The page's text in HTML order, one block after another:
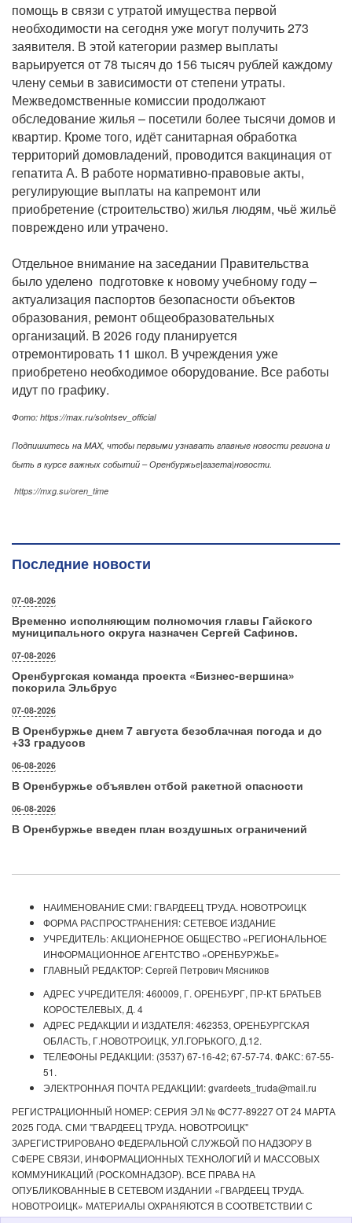
помощь в связи с утратой имущества первой
необходимости на сегодня уже могут получить 273
заявителя. В этой категории размер выплаты
варьируется от 78 тысяч до 156 тысяч рублей каждому
члену семьи в зависимости от степени утраты.
Межведомственные комиссии продолжают
обследование жилья – посетили более тысячи домов и
квартир. Кроме того, идёт санитарная обработка
территорий домовладений, проводится вакцинация от
гепатита А. В работе нормативно-правовые акты,
регулирующие выплаты на капремонт или
приобретение (строительство) жилья людям, чьё жильё
повреждено или утрачено.
Отдельное внимание на заседании Правительства
было уделено подготовке к новому учебному году –
актуализация паспортов безопасности объектов
образования, ремонт общеобразовательных
организаций. В 2026 году планируется
отремонтировать 11 школ. В учреждения уже
приобретено необходимое оборудование. Все работы
идут по графику.
Фото: https://max.ru/solntsev_official
Подпишитесь на MAX, чтобы первыми узнавать главные новости региона и
быть в курсе важных событий – Оренбуржье|газета|новости.
https://mxg.su/oren_time
Последние новости
07-08-2026
Временно исполняющим полномочия главы Гайского
муниципального округа назначен Сергей Сафинов.
07-08-2026
Оренбургская команда проекта «Бизнес‑вершина»
покорила Эльбрус
07-08-2026
В Оренбуржье днем 7 августа безоблачная погода и до
+33 градусов
06-08-2026
В Оренбуржье объявлен отбой ракетной опасности
06-08-2026
В Оренбуржье введен план воздушных ограничений
НАИМЕНОВАНИЕ СМИ: ГВАРДЕЕЦ ТРУДА. НОВОТРОИЦК
ФОРМА РАСПРОСТРАНЕНИЯ: СЕТЕВОЕ ИЗДАНИЕ
УЧРЕДИТЕЛЬ: АКЦИОНЕРНОЕ ОБЩЕСТВО «РЕГИОНАЛЬНОЕ
ИНФОРМАЦИОННОЕ АГЕНТСТВО «ОРЕНБУРЖЬЕ»
ГЛАВНЫЙ РЕДАКТОР: Сергей Петрович Мясников
АДРЕС УЧРЕДИТЕЛЯ: 460009, Г. ОРЕНБУРГ, ПР-КТ БРАТЬЕВ
КОРОСТЕЛЕВЫХ, Д. 4
АДРЕС РЕДАКЦИИ И ИЗДАТЕЛЯ: 462353, ОРЕНБУРГСКАЯ
ОБЛАСТЬ, Г.НОВОТРОИЦК, УЛ.ГОРЬКОГО, Д.12.
ТЕЛЕФОНЫ РЕДАКЦИИ: (3537) 67-16-42; 67-57-74. ФАКС: 67-55-
51.
ЭЛЕКТРОННАЯ ПОЧТА РЕДАКЦИИ: gvardeets_truda@mail.ru
РЕГИСТРАЦИОННЫЙ НОМЕР: СЕРИЯ ЭЛ № ФС77-89227 ОТ 24 МАРТА
2025 ГОДА. СМИ "ГВАРДЕЕЦ ТРУДА. НОВОТРОИЦК"
ЗАРЕГИСТРИРОВАНО ФЕДЕРАЛЬНОЙ СЛУЖБОЙ ПО НАДЗОРУ В
СФЕРЕ СВЯЗИ, ИНФОРМАЦИОННЫХ ТЕХНОЛОГИЙ И МАССОВЫХ
КОММУНИКАЦИЙ (РОСКОМНАДЗОР). ВСЕ ПРАВА НА
ОПУБЛИКОВАННЫЕ В СЕТЕВОМ ИЗДАНИИ «ГВАРДЕЕЦ ТРУДА.
НОВОТРОИЦК» МАТЕРИАЛЫ ОХРАНЯЮТСЯ В СООТВЕТСТВИИ С